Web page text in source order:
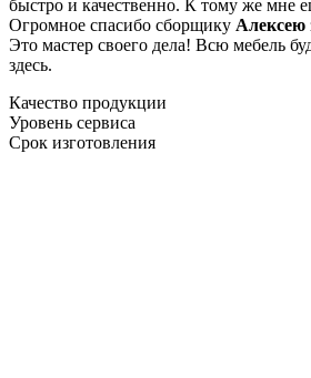
быстро и качественно. К тому же мне
Огромное спасибо сборщику Алексею
Это мастер своего дела! Всю мебель
здесь.
Качество продукции
Уровень сервиса
Срок изготовления